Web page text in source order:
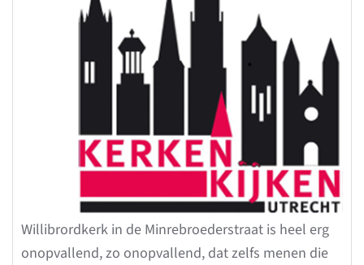
Willibrordkerk in de Minrebroederstraat is heel erg
onopvallend, zo onopvallend, dat zelfs menen die